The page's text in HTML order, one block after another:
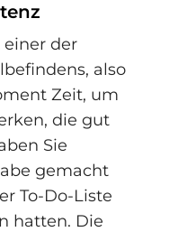
einer der
also
Zeit, um
die gut
Sie
gemacht
To-Do-Liste
hatten. Die